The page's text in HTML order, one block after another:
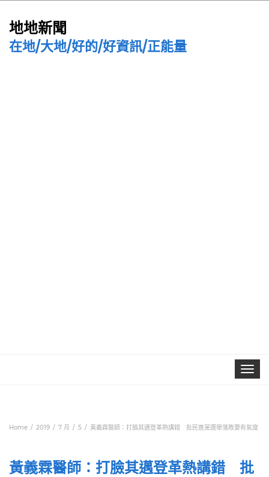
地地新聞
在地/大地/好的/好資訊/正能量
Toggle
Home 2019 7 月 5 黃義霖醫師：打臉其邁登革熱講錯 批民進黨選舉落敗要有氣度
黃義霖醫師：打臉其邁登革熱講錯 批